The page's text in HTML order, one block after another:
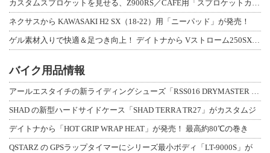
ネクサスから KAWASAKI H2 SX（18-22）用「ニーパッド」が発売！
バイク用品情報
SHAD の新型ハードサイドケース「SHAD TERRA TR27」がカスタムジ
デイトナから「HOT GRIP WRAP HEAT」が発売！ 最高約80℃の巻き
QSTARZ の GPSラップタイマーにシリーズ最小ボディ「LT-9000S」が